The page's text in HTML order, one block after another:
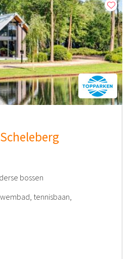
bossen
tennisbaan,